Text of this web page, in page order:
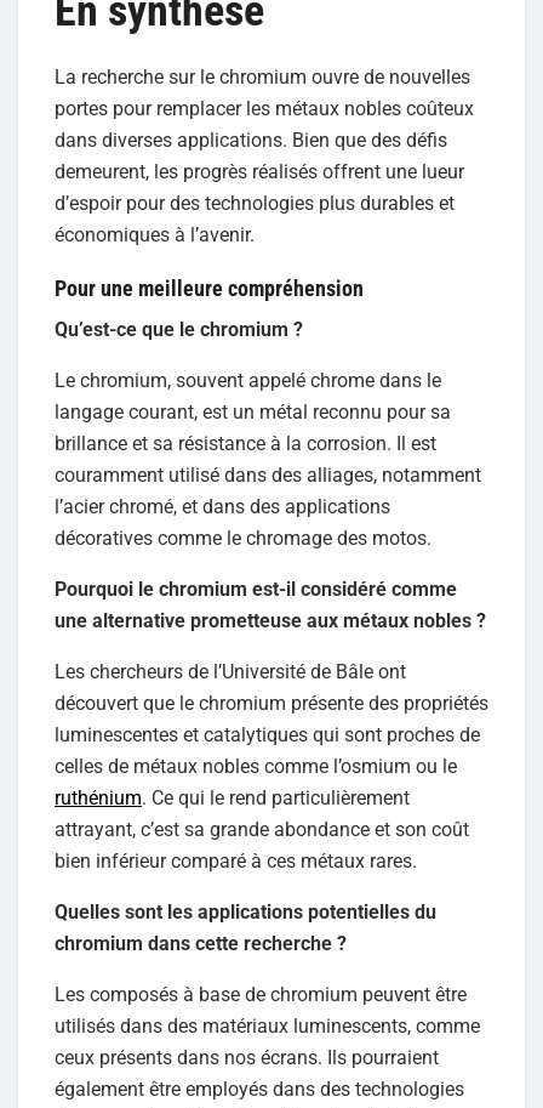
En synthèse
La recherche sur le chromium ouvre de nouvelles
portes pour remplacer les métaux nobles coûteux
dans diverses applications. Bien que des défis
demeurent, les progrès réalisés offrent une lueur
d’espoir pour des technologies plus durables et
économiques à l’avenir.
Pour une meilleure compréhension
Qu’est-ce que le chromium ?
Le chromium, souvent appelé chrome dans le
langage courant, est un métal reconnu pour sa
brillance et sa résistance à la corrosion. Il est
couramment utilisé dans des alliages, notamment
l’acier chromé, et dans des applications
décoratives comme le chromage des motos.
Pourquoi le chromium est-il considéré comme
une alternative prometteuse aux métaux nobles ?
Les chercheurs de l’Université de Bâle ont
découvert que le chromium présente des propriétés
luminescentes et catalytiques qui sont proches de
celles de métaux nobles comme l’osmium ou le
ruthénium. Ce qui le rend particulièrement
attrayant, c’est sa grande abondance et son coût
bien inférieur comparé à ces métaux rares.
Quelles sont les applications potentielles du
chromium dans cette recherche ?
Les composés à base de chromium peuvent être
utilisés dans des matériaux luminescents, comme
ceux présents dans nos écrans. Ils pourraient
également être employés dans des technologies